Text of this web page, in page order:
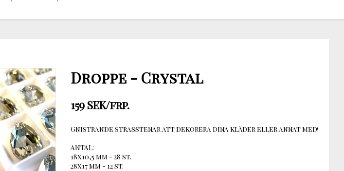
Droppe - Crystal
159 SEK/frp.
Gnistrande strasstenar att dekorera dina kläder eller annat med!
ANTAL:
18x10,5 mm - 28 st.
28x17 mm - 12 st.